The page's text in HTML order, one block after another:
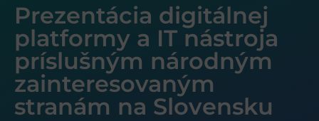
Prezentácia digitálnej
platformy a IT nástroja
príslušným národným
zainteresovaným
stranám na Slovensku